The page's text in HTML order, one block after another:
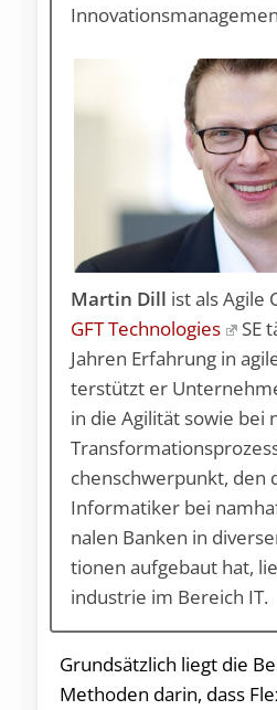
Martin Dill ist als Agile
GFT Technologies
SE
Jah­ren Er­fah­rung in
ter­stützt er
in die Agi­li­tät so­wie bei
chen­schwer­punkt, den
In­for­ma­ti­ker bei
na­len Ban­ken in
tio­nen auf­ge­baut hat,
in­dus­trie im Bereich IT.
Grundsätzlich liegt die
Me­tho­den dar­in, dass